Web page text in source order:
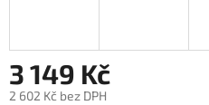
3 149 Kč
2 602 Kč bez DPH